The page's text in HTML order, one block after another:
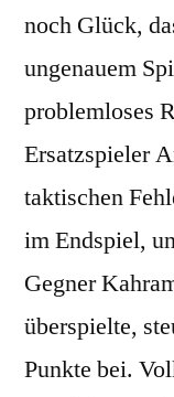
noch Glück,
ungenauem
problemloses
Ersatzspieler
taktischen
im Endspiel,
Gegner
überspielte,
Punkte bei.